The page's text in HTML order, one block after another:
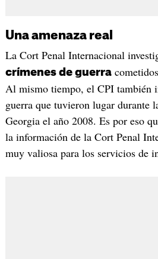
Una amenaza real
La Cort Penal Internacional
crímenes de guerra
Al mismo tiempo, el CPI también
guerra que tuvieron lugar durante
Georgia el año 2008. Es por eso
la información de la Cort Penal
muy valiosa para los servicios de